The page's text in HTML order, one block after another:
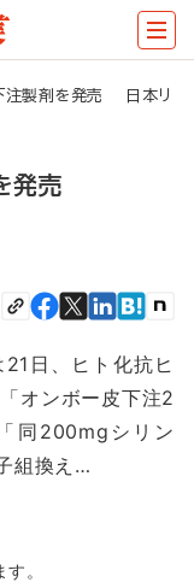
注製剤を発売 日本リ
発売
日、ヒト化抗ヒ
オンボー皮下注2
同200mgシリン
組換え…
。